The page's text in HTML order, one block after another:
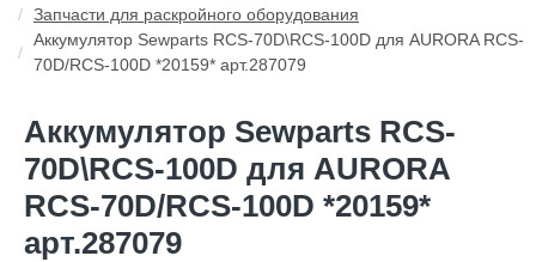
Запчасти для раскройного оборудования
Аккумулятор Sewparts RCS-70D\RCS-100D для AURORA RCS-
70D/RCS-100D *20159* арт.287079
Аккумулятор Sewparts RCS-
70D\RCS-100D для AURORA
RCS-70D/RCS-100D *20159*
арт.287079